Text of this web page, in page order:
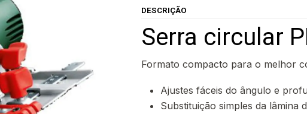
DESCRIÇÃO
Serra circular
Formato compacto para o melhor
Ajustes fáceis do ângulo e
Substituição simples da lâmina